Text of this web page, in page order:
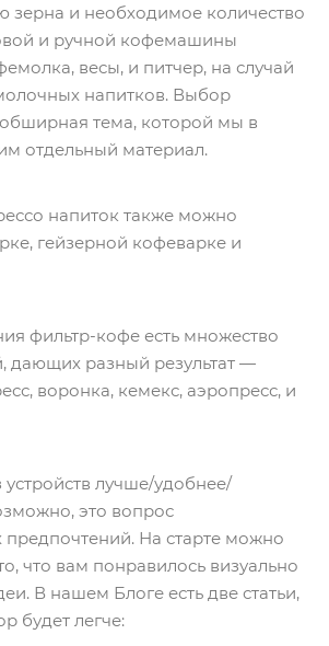
зерна и необходимое количество
и ручной кофемашины
весы, и питчер, на случай
напитков. Выбор
тема, которой мы в
отдельный материал.
напиток также можно
гейзерной кофеварке и
фильтр-кофе есть множество
дающих разный результат —
воронка, кемекс, аэропресс, и
устройств лучше/удобнее/
это вопрос
На старте можно
что вам понравилось визуально
В нашем Блоге есть две статьи,
будет легче: